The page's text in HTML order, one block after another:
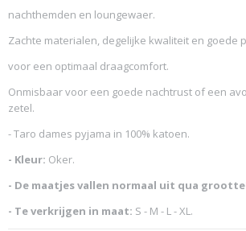
nachthemden en loungewaer.
Zachte materialen, degelijke kwaliteit en goede
voor een optimaal draagcomfort.
Onmisbaar voor een goede nachtrust of een
zetel.
- Taro dames pyjama in 100% katoen.
- Kleur: Oker.
- De maatjes vallen normaal uit qua
- Te verkrijgen in maat: S - M - L - XL.